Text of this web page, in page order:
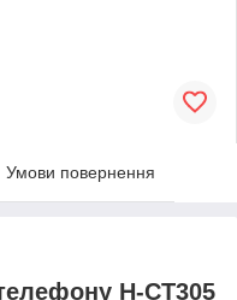
Умови повернення
H-CT305